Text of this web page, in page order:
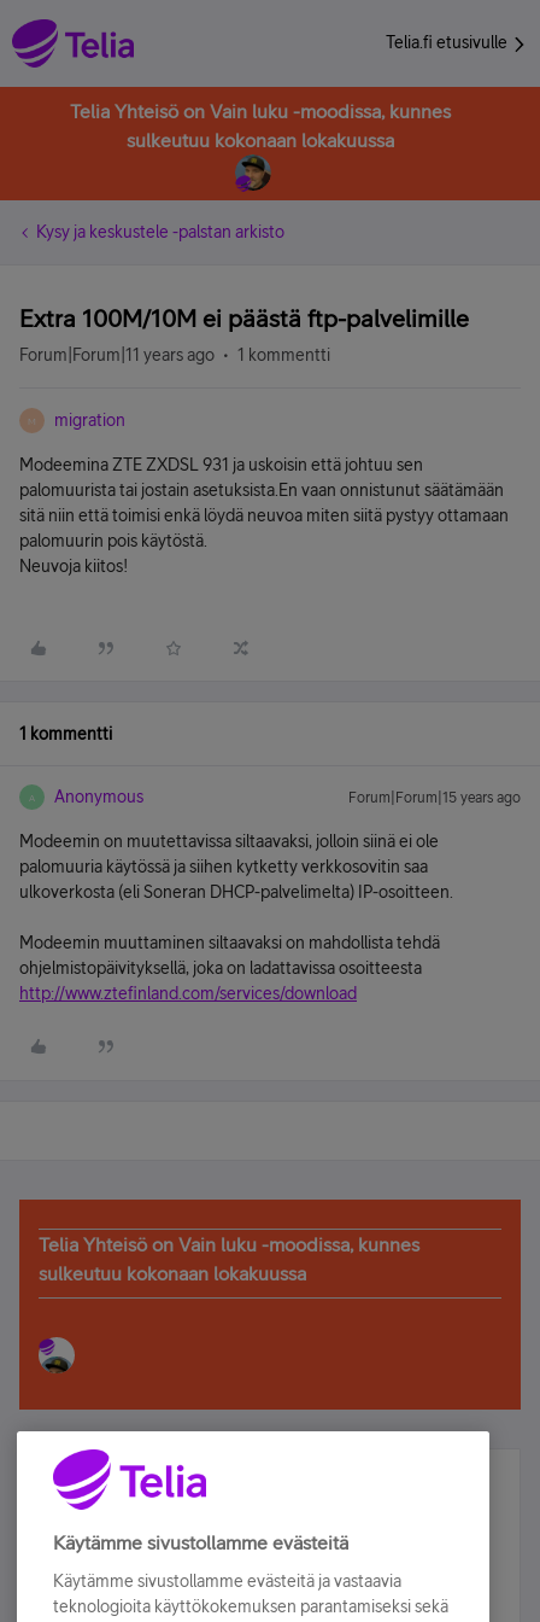
Telia.fi etusivulle
Telia Yhteisö on Vain luku -moodissa, kunnes
sulkeutuu kokonaan lokakuussa
Kysy ja keskustele -palstan arkisto
Extra 100M/10M ei päästä ftp-palvelimille
Forum|Forum|11 years ago 1 kommentti
M migration
Modeemina ZTE ZXDSL 931 ja uskoisin että johtuu sen
palomuurista tai jostain asetuksista.En vaan onnistunut säätämään
sitä niin että toimisi enkä löydä neuvoa miten siitä pystyy ottamaan
palomuurin pois käytöstä.
Neuvoja kiitos!
1 kommentti
A Anonymous Forum|Forum|15 years ago
Modeemin on muutettavissa siltaavaksi, jolloin siinä ei ole
palomuuria käytössä ja siihen kytketty verkkosovitin saa
ulkoverkosta (eli Soneran DHCP-palvelimelta) IP-osoitteen.
Modeemin muuttaminen siltaavaksi on mahdollista tehdä
ohjelmistopäivityksellä, joka on ladattavissa osoitteesta
http://www.ztefinland.com/services/download
Telia Yhteisö on Vain luku -moodissa, kunnes
sulkeutuu kokonaan lokakuussa
Älä jää paitsi – osallistu ja voita!
Tilaa Telian uutiskirje ja olet mukana arvonnassa.
sähköpostiisi.
Käytämme sivustollamme evästeitä
Käytämme sivustollamme evästeitä ja vastaavia
teknologioita käyttökokemuksen parantamiseksi sekä